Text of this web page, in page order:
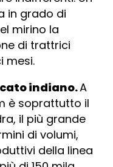
in grado di
mirino la
di trattrici
mesi.
indiano.A
è soprattutto il
il più grande
di volumi,
della linea